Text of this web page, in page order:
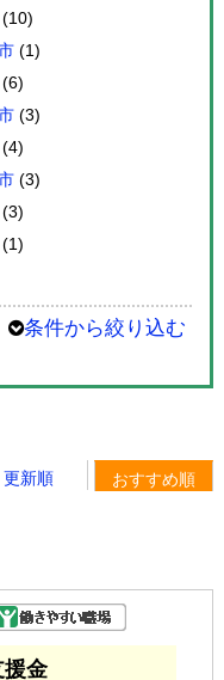
(10)
(1)
(6)
(3)
(4)
(3)
(3)
(1)
条件から絞り込む
更新順 おすすめ順
金